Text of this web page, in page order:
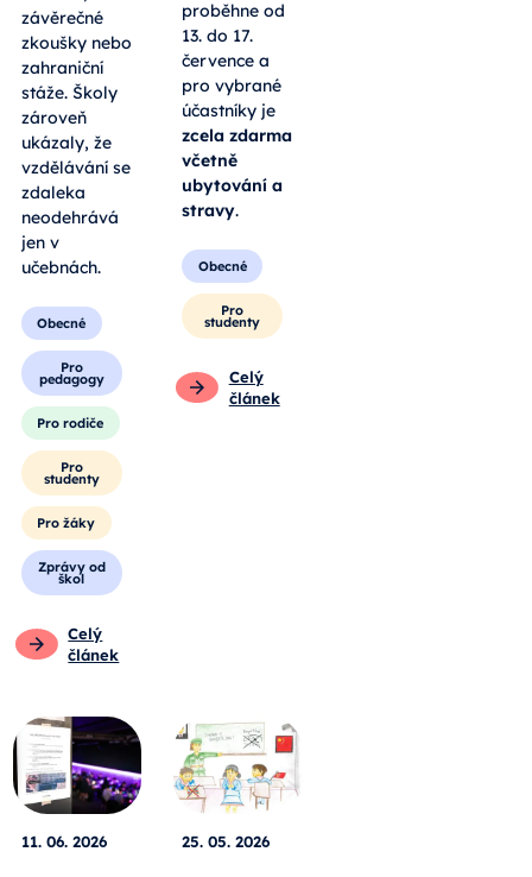
závěrečné
zkoušky nebo
zahraniční
stáže. Školy
zároveň
ukázaly, že
vzdělávání se
zdaleka
neodehrává
jen v
učebnách.
Obecné
Pro
pedagogy
Pro rodiče
Pro
studenty
Pro žáky
Zprávy od
škol
Celý
článek
proběhne od
13. do 17.
července a
pro vybrané
účastníky je
zcela zdarma
včetně
ubytování a
stravy.
Obecné
Pro
studenty
Celý
článek
11. 06. 2026 25. 05. 2026